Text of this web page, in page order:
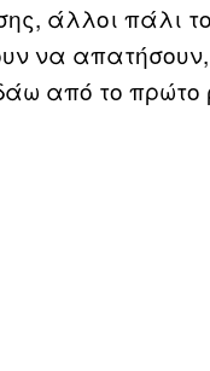
άλλοι πάλι
να
από το πρώτο